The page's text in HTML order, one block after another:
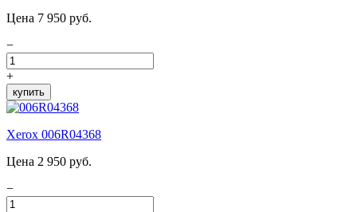
Цена 7 950 руб.
−
+
купить
Xerox 006R04368
Цена 2 950 руб.
−